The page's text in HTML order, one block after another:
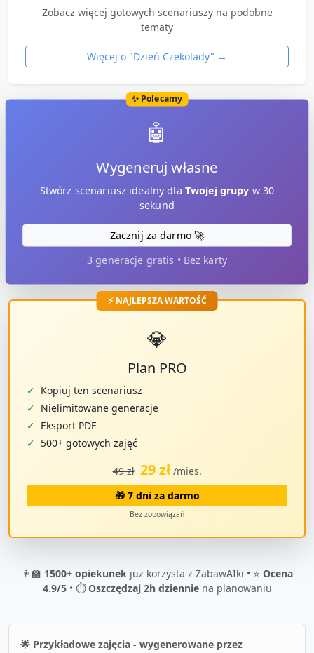
Zobacz więcej gotowych scenariuszy na podobne
tematy
Więcej o "Dzień Czekolady" →
✨ Polecamy
🤖
Wygeneruj własne
Stwórz scenariusz idealny dla Twojej grupy w 30
sekund
Zacznij za darmo 🚀
3 generacje gratis • Bez karty
⚡ NAJLEPSZA WARTOŚĆ
💎
Plan PRO
✓ Kopiuj ten scenariusz
✓ Nielimitowane generacje
✓ Eksport PDF
✓ 500+ gotowych zajęć
49 zł 29 zł /mies.
🎁 7 dni za darmo
Bez zobowiązań
👩‍🏫 1500+ opiekunekjuż korzysta z ZabawAIki • ⭐ Ocena
4.9/5• ⏱️Oszczędzaj 2h dzienniena planowaniu
🌟 Przykładowe zajęcia - wygenerowane przez